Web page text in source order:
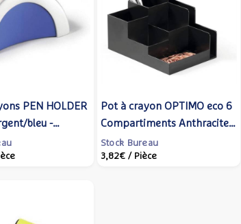
PEN HOLDER
bleu -
Pot à crayon OPTIMO eco 6
Compartiments Anthracite -
DURABLE
Stock Bureau
3,82€ / Pièce